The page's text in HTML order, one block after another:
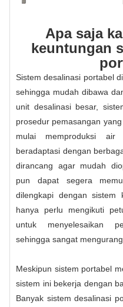
Apa saja
keuntungan
Sistem desalinasi portabel
sehingga mudah dibawa
unit desalinasi besar,
prosedur pemasangan
mulai memproduksi
beradaptasi dengan
dirancang agar mudah
pun dapat segera
dilengkapi dengan sistem
hanya perlu mengikuti
untuk menyelesaikan
sehingga sangat
Meskipun sistem portabel
sistem ini bekerja dengan
Banyak sistem desalinasi